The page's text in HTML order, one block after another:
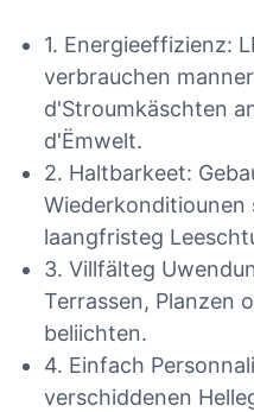
1. Energieeffizienz:
verbrauchen
d'Stroumkäschten
d'Ëmwelt.
2. Haltbarkeet:
Wiederkonditiounen
laangfristeg
3. Villfälteg
Terrassen, Planzen
beliichten.
4. Einfach
verschiddenen